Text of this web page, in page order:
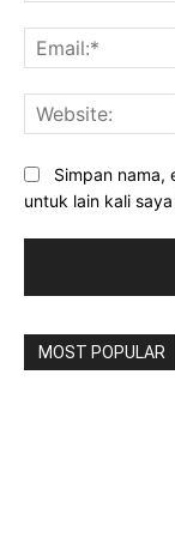
Simpan nama,
untuk lain kali
MOST POPULAR